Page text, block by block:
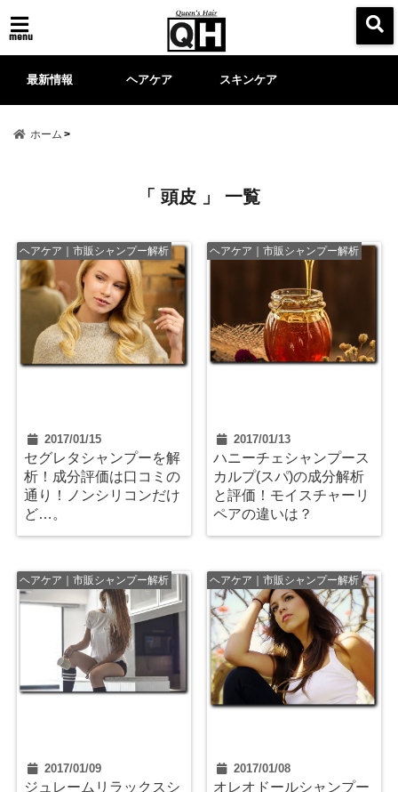
menu
最新情報 ヘアケア スキンケア
ホーム
「 頭皮 」 一覧
ヘアケア｜市販シャンプー解析
2017/01/15
セグレタシャンプーを解
析！成分評価は口コミの
通り！ノンシリコンだけ
ど…。
ヘアケア｜市販シャンプー解析
2017/01/13
ハニーチェシャンプース
カルプ(スパ)の成分解析
と評価！モイスチャーリ
ペアの違いは？
ヘアケア｜市販シャンプー解析
2017/01/09
ジュレームリラックスシ
ヘアケア｜市販シャンプー解析
2017/01/08
オレオドールシャンプー